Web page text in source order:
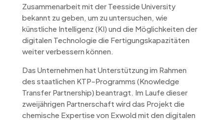
Zusammenarbeit mit der Teesside University
bekannt zu geben, um zu untersuchen, wie
künstliche Intelligenz (KI) und die Möglichkeiten der
digitalen Technologie die Fertigungskapazitäten
weiter verbessern können.
Das Unternehmen hat Unterstützung im Rahmen
des staatlichen KTP-Programms (Knowledge
Transfer Partnership) beantragt. Im Laufe dieser
zweijährigen Partnerschaft wird das Projekt die
chemische Expertise von Exwold mit den digitalen